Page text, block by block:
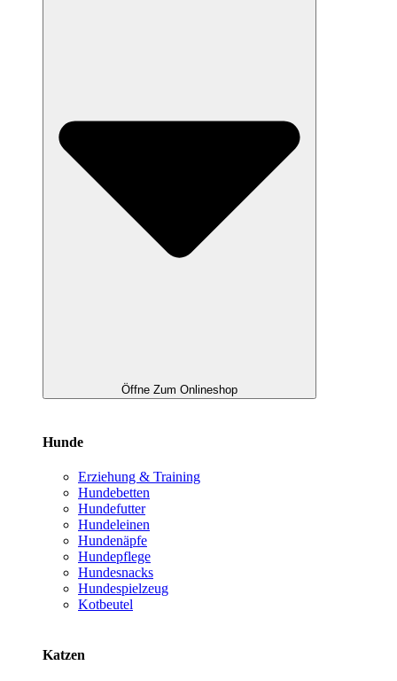
Öffne Zum Onlineshop
Hunde
Erziehung & Training
Hundebetten
Hundefutter
Hundeleinen
Hundenäpfe
Hundepflege
Hundesnacks
Hundespielzeug
Kotbeutel
Katzen